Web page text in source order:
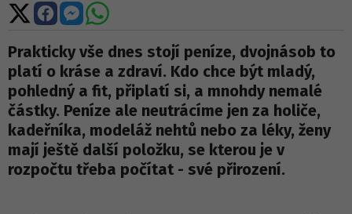
Sdílet
na
X
Sdílet
na
Facebooku
Sdílet
na
Messengeru
Sdílet
WhatsApp
Prakticky vše dnes stojí peníze, dvojnásob to
platí o kráse a zdraví. Kdo chce být mladý,
pohledný a fit, připlatí si, a mnohdy nemalé
částky. Peníze ale neutrácíme jen za holiče,
kadeřníka, modeláž nehtů nebo za léky, ženy
mají ještě další položku, se kterou je v
rozpočtu třeba počítat - své přirození.